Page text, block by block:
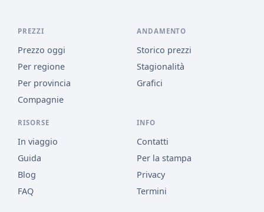
PREZZI
Prezzo oggi
Per regione
Per provincia
Compagnie
ANDAMENTO
Storico prezzi
Stagionalità
Grafici
RISORSE
In viaggio
Guida
Blog
FAQ
INFO
Contatti
Per la stampa
Privacy
Termini